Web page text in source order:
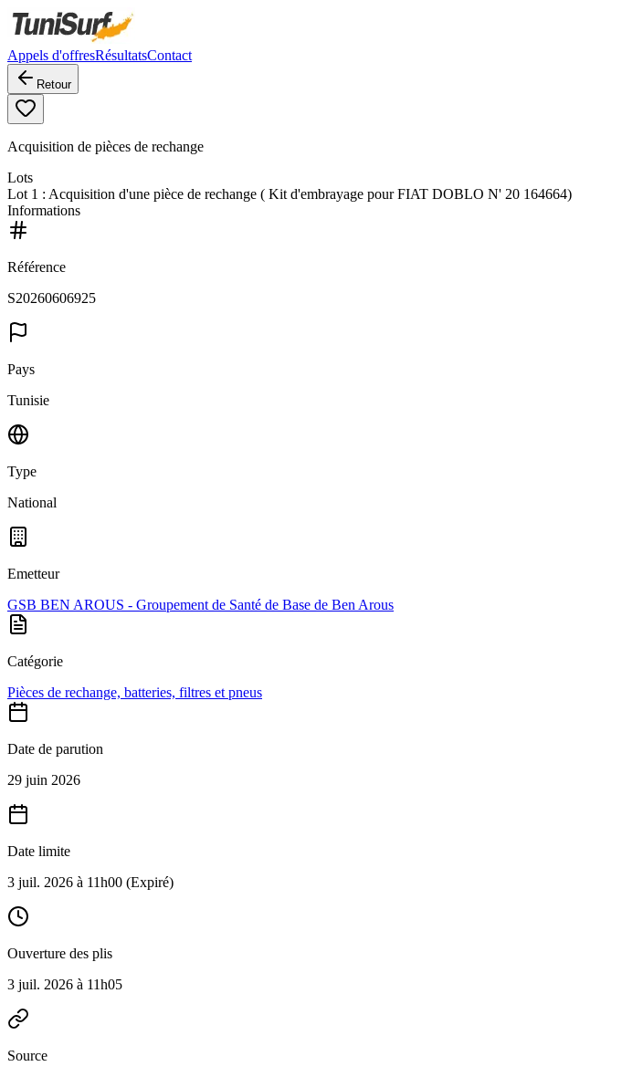
Appels d'offresRésultatsContact
Retour
Acquisition de pièces de rechange
Lots
Lot 1 : Acquisition d'une pièce de rechange ( Kit d'embrayage pour FIAT DOBLO N' 20 164664)
Informations
Référence
S20260606925
Pays
Tunisie
Type
National
Emetteur
GSB BEN AROUS - Groupement de Santé de Base de Ben Arous
Catégorie
Pièces de rechange, batteries, filtres et pneus
Date de parution
29 juin 2026
Date limite
3 juil. 2026 à 11h00 (Expiré)
Ouverture des plis
3 juil. 2026 à 11h05
Source